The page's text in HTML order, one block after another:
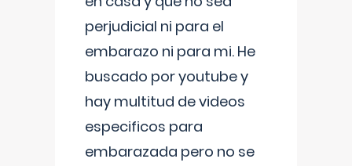
perjudicial ni para el
embarazo ni para mi. He
buscado por youtube y
hay multitud de videos
especificos para
embarazada pero no se